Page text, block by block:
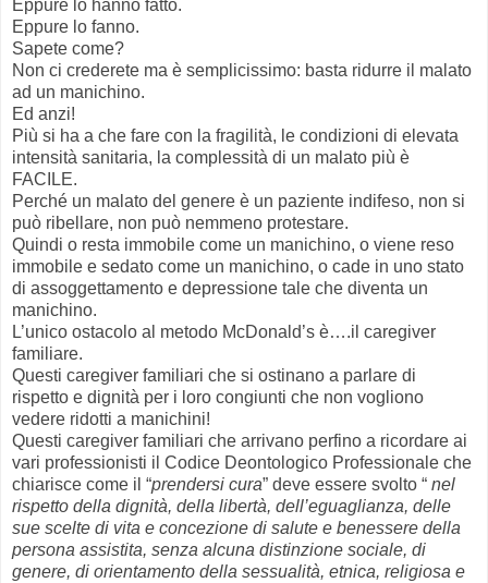
Eppure lo hanno fatto.
Eppure lo fanno.
Sapete come?
Non ci crederete ma è semplicissimo: basta ridurre il malato
ad un manichino.
Ed anzi!
Più si ha a che fare con la fragilità, le condizioni di elevata
intensità sanitaria, la complessità di un malato più è
FACILE.
Perché un malato del genere è un paziente indifeso, non si
può ribellare, non può nemmeno protestare.
Quindi o resta immobile come un manichino, o viene reso
immobile e sedato come un manichino, o cade in uno stato
di assoggettamento e depressione tale che diventa un
manichino.
L’unico ostacolo al metodo McDonald’s è….il caregiver
familiare.
Questi caregiver familiari che si ostinano a parlare di
rispetto e dignità per i loro congiunti che non vogliono
vedere ridotti a manichini!
Questi caregiver familiari che arrivano perfino a ricordare ai
vari professionisti il Codice Deontologico Professionale che
chiarisce come il “prendersi cura” deve essere svolto “ nel
rispetto della dignità, della libertà, dell’eguaglianza, delle
sue scelte di vita e concezione di salute e benessere della
persona assistita, senza alcuna distinzione sociale, di
genere, di orientamento della sessualità, etnica, religiosa e